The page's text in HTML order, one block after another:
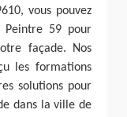
vous pouvez
Peintre 59 pour
façade. Nos
les formations
solutions pour
dans la ville de